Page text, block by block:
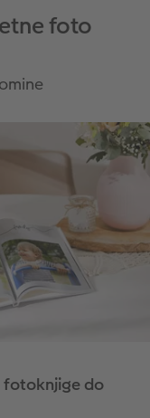
foto
do